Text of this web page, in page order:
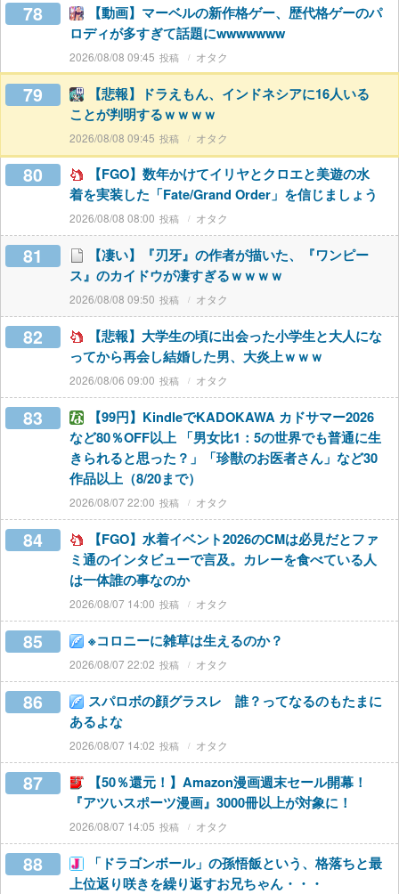
78
【動画】マーベルの新作格ゲー、歴代格ゲーのパ
ロディが多すぎて話題にwwwwwww
2026/08/08 09:45 オタク
79
【悲報】ドラえもん、インドネシアに16人いる
ことが判明するｗｗｗｗ
2026/08/08 09:45 オタク
80
【FGO】数年かけてイリヤとクロエと美遊の水
着を実装した「Fate/Grand Order」を信じましょう
2026/08/08 08:00 オタク
81
【凄い】『刃牙』の作者が描いた、『ワンピー
ス』のカイドウが凄すぎるｗｗｗｗ
2026/08/08 09:50 オタク
82
【悲報】大学生の頃に出会った小学生と大人にな
ってから再会し結婚した男、大炎上ｗｗｗ
2026/08/06 09:00 オタク
83
【99円】KindleでKADOKAWA カドサマー2026
など80％OFF以上 「男女比1：5の世界でも普通に生
きられると思った？」「珍獣のお医者さん」など30
作品以上（8/20まで）
2026/08/07 22:00 オタク
84
【FGO】水着イベント2026のCMは必見だとファ
ミ通のインタビューで言及。カレーを食べている人
は一体誰の事なのか
2026/08/07 14:00 オタク
85 ※コロニーに雑草は生えるのか？
2026/08/07 22:02 オタク
86
スパロボの顔グラスレ 誰？ってなるのもたまに
あるよな
2026/08/07 14:02 オタク
87
【50％還元！】Amazon漫画週末セール開幕！
『アツいスポーツ漫画』3000冊以上が対象に！
2026/08/07 14:05 オタク
88
「ドラゴンボール」の孫悟飯という、格落ちと最
上位返り咲きを繰り返すお兄ちゃん・・・